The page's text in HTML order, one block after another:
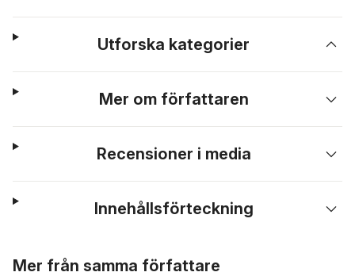
Utforska kategorier
Mer om författaren
Recensioner i media
Innehållsförteckning
Mer från samma författare